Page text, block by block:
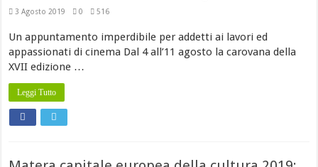
3 Agosto 2019 0 516
Un appuntamento imperdibile per addetti ai lavori ed
appassionati di cinema Dal 4 all’11 agosto la carovana della
XVII edizione …
Leggi Tutto